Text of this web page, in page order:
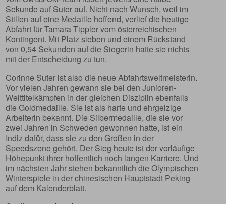
Sekunde auf Suter auf. Nicht nach Wunsch, weil im
Stillen auf eine Medaille hoffend, verlief die heutige
Abfahrt für Tamara Tippler vom österreichischen
Kontingent. Mit Platz sieben und einem Rückstand
von 0,54 Sekunden auf die Siegerin hatte sie nichts
mit der Entscheidung zu tun.
Corinne Suter ist also die neue Abfahrtsweltmeisterin.
Vor vielen Jahren gewann sie bei den Junioren-
Welttitelkämpfen in der gleichen Disziplin ebenfalls
die Goldmedaille. Sie ist als harte und ehrgeizige
Arbeiterin bekannt. Die Silbermedaille, die sie vor
zwei Jahren in Schweden gewonnen hatte, ist ein
Indiz dafür, dass sie zu den Großen in der
Speedszene gehört. Der Sieg heute ist der vorläufige
Höhepunkt ihrer hoffentlich noch langen Karriere. Und
im nächsten Jahr stehen bekanntlich die Olympischen
Winterspiele in der chinesischen Hauptstadt Peking
auf dem Kalenderblatt.